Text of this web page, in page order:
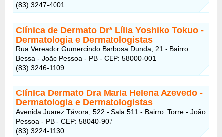
(83) 3247-4001
Clínica de Dermato Drª Lília Yoshiko Tokuo-
Dermatologia e Dermatologistas
Rua Vereador Gumercindo Barbosa Dunda, 21 - Bairro:
Bessa - João Pessoa - PB - CEP: 58000-001
(83) 3246-1109
Clínica Dermato Dra Maria Helena Azevedo-
Dermatologia e Dermatologistas
Avenida Juarez Távora, 522 - Sala 511 - Bairro: Torre - João
Pessoa - PB - CEP: 58040-907
(83) 3224-1130